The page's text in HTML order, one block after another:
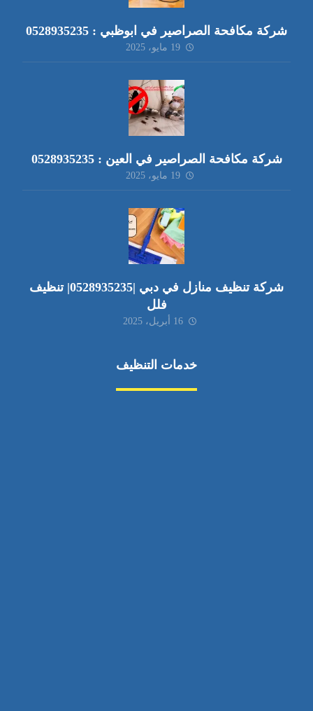
شركة مكافحة الصراصير في ابوظبي : 0528935235
19 مايو، 2025
شركة مكافحة الصراصير في العين : 0528935235
19 مايو، 2025
شركة تنظيف منازل في دبي |0528935235| تنظيف
فلل
16 أبريل، 2025
خدمات التنظيف